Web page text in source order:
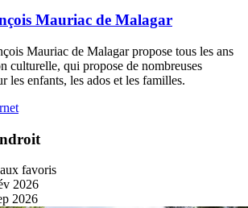
Mauriac de Malagar
Mauriac de Malagar propose tous les ans
culturelle, qui propose de nombreuses
les enfants, les ados et les familles.
favoris
2026
2026